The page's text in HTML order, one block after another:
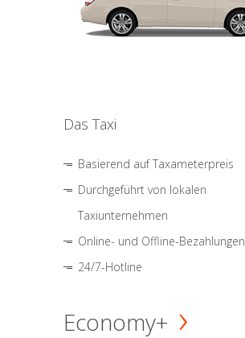
Das Taxi
Basierend auf Taxameterpreis
Durchgeführt von lokalen
Taxiunternehmen
Online- und Offline-Bezahlungen
24/7-Hotline
Economy+